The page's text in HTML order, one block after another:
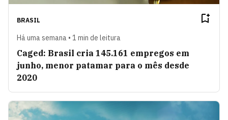
BRASIL
Há uma semana • 1 min de leitura
Caged: Brasil cria 145.161 empregos em
junho, menor patamar para o mês desde
2020